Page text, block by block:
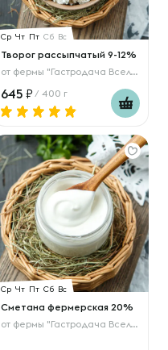
Ср Чт Пт Сб Вс
Творог рассыпчатый 9-12%
от фермы "Гастродача Вселуг"
645 / 400 г
Ср Чт Пт Сб Вс
Сметана фермерская 20%
от фермы "Гастродача Вселуг"